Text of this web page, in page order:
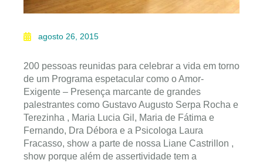
agosto 26, 2015
200 pessoas reunidas para celebrar a vida em torno
de um Programa espetacular como o Amor-
Exigente – Presença marcante de grandes
palestrantes como Gustavo Augusto Serpa Rocha e
Terezinha , Maria Lucia Gil, Maria de Fátima e
Fernando, Dra Débora e a Psicologa Laura
Fracasso, show a parte de nossa Liane Castrillon ,
show porque além de assertividade tem a